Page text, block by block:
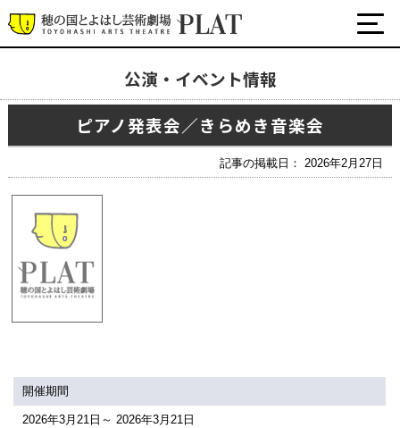
公式SNS
公演・イベント情報
ピアノ発表会／きらめき音楽会
記事の掲載日： 2026年2月27日
開催期間
2026年3月21日～ 2026年3月21日
最新の公演・イベント情報
演劇・ダンス・音楽など
プラットについて
チケット・座席表・鑑賞サポートなど
関連団体・施設